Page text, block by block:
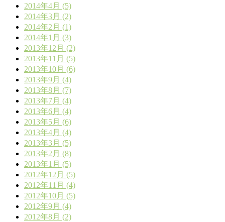
2014年4月 (5)
2014年3月 (2)
2014年2月 (1)
2014年1月 (3)
2013年12月 (2)
2013年11月 (5)
2013年10月 (6)
2013年9月 (4)
2013年8月 (7)
2013年7月 (4)
2013年6月 (4)
2013年5月 (6)
2013年4月 (4)
2013年3月 (5)
2013年2月 (8)
2013年1月 (5)
2012年12月 (5)
2012年11月 (4)
2012年10月 (5)
2012年9月 (4)
2012年8月 (2)